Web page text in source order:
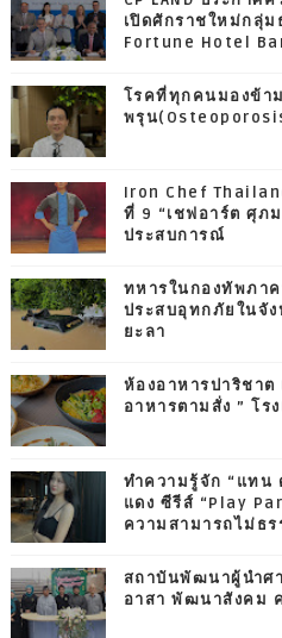
เปิดศักราชใหม่กลุ่
Fortune Hotel
โรคที่ทุกคนมองข้า
พรุน
Iron Chef
ที่ 9 “เชฟอาร์ต ศุภ
ประสบการณ์
ทหารในกองทัพภา
ประสบอุทกภัยในจั
ยะลา
ห้องอาหารปาริชาต
อาหารตามสั่ง ” โ
ทำความรู้จัก “แทน
แดง ซีรีส์ “Play
ความสามารถไม่ธร
สถาบันพัฒนาผู้นำศ
อาสา พัฒนาสังคม